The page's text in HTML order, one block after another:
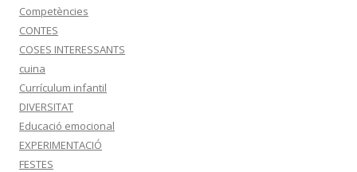
Competències
CONTES
COSES INTERESSANTS
cuina
Currículum infantil
DIVERSITAT
Educació emocional
EXPERIMENTACIÓ
FESTES